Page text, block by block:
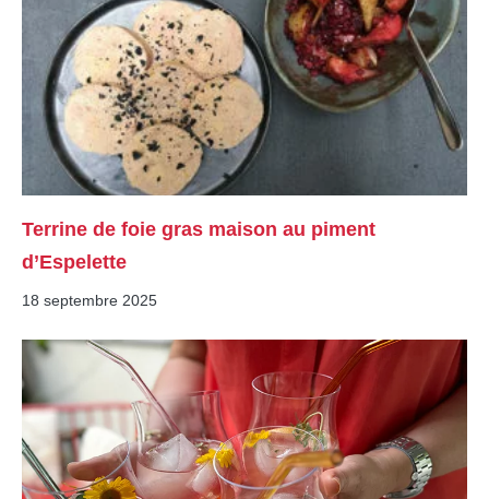
Terrine de foie gras maison au piment
d’Espelette
18 septembre 2025